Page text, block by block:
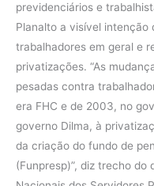
previdenciários e
Planalto a visível intenção
trabalhadores em geral e
privatizações. “As
pesadas contra
era FHC e de 2003, no
governo Dilma, à
da criação do fundo de
(Funpresp)”, diz trecho do